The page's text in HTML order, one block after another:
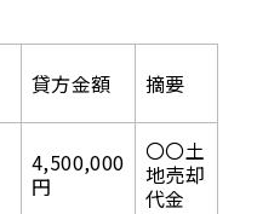
貸方金額 摘要
4,500,000
円
〇〇土
地売却
代金